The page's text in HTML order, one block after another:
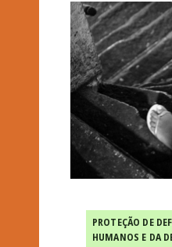
PROTEÇÃO DE
HUMANOS E DA